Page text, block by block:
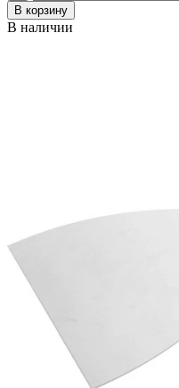
В корзину
В наличии